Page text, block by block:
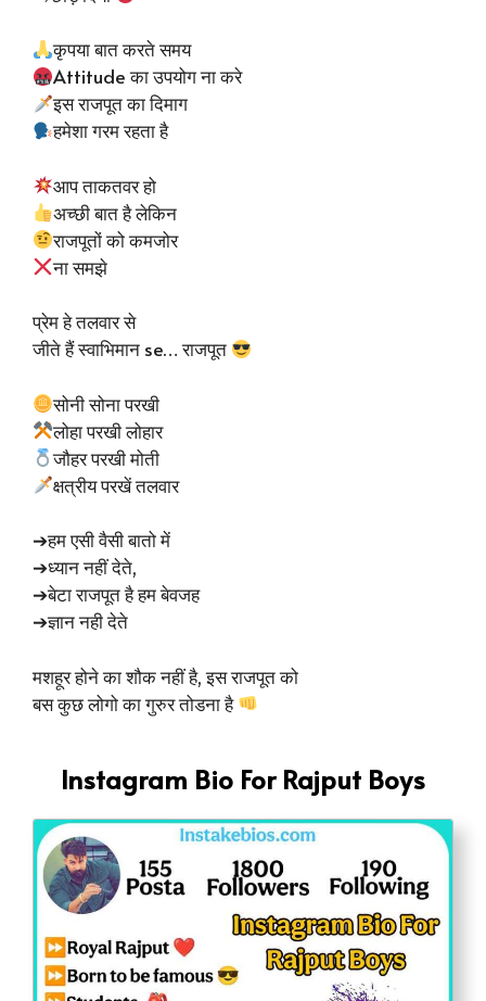
कृपया बात करते समय
Attitude का उपयोग ना करे
इस राजपूत का दिमाग
हमेशा गरम रहता है
आप ताकतवर हो
अच्छी बात है लेकिन
राजपूतों को कमजोर
ना समझे
प्रेम हे तलवार से
जीते हैं स्वाभिमान se… राजपूत
सोनी सोना परखी
लोहा परखी लोहार
जौहर परखी मोती
क्षत्रीय परखें तलवार
➔हम एसी वैसी बातो में
➔ध्यान नहीं देते,
➔बेटा राजपूत है हम बेवजह
➔ज्ञान नही देते
मशहूर होने का शौक नहीं है, इस राजपूत को
बस कुछ लोगो का गुरुर तोडना है
Instagram Bio For Rajput Boys